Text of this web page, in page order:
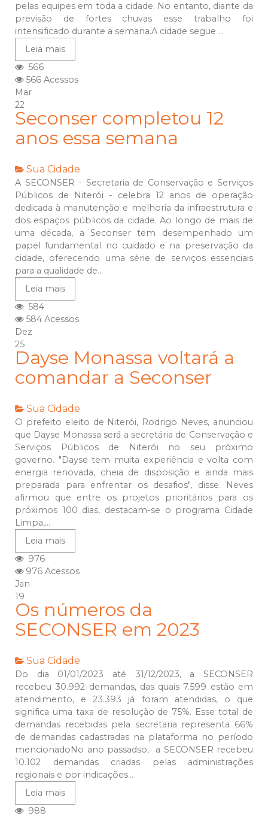
pelas equipes em toda a cidade. No entanto, diante da
previsão de fortes chuvas esse trabalho foi
intensificado durante a semana.A cidade segue ...
Leia mais
566
566 Acessos
Mar
22
Seconser completou 12
anos essa semana
Sua Cidade
A SECONSER - Secretaria de Conservação e Serviços
Públicos de Niterói - celebra 12 anos de operação
dedicada à manutenção e melhoria da infraestrutura e
dos espaços públicos da cidade. Ao longo de mais de
uma década, a Seconser tem desempenhado um
papel fundamental no cuidado e na preservação da
cidade, oferecendo uma série de serviços essenciais
para a qualidade de...
Leia mais
584
584 Acessos
Dez
25
Dayse Monassa voltará a
comandar a Seconser
Sua Cidade
O prefeito eleito de Niterói, Rodrigo Neves, anunciou
que Dayse Monassa será a secretária de Conservação e
Serviços Públicos de Niterói no seu próximo
governo. "Dayse tem muita experiência e volta com
energia renovada, cheia de disposição e ainda mais
preparada para enfrentar os desafios", disse. Neves
afirmou que entre os projetos prioritários para os
próximos 100 dias, destacam-se o programa Cidade
Limpa,...
Leia mais
976
976 Acessos
Jan
19
Os números da
SECONSER em 2023
Sua Cidade
Do dia 01/01/2023 até 31/12/2023, a SECONSER
recebeu 30.992 demandas, das quais 7.599 estão em
atendimento, e 23.393 já foram atendidas, o que
significa uma taxa de resolução de 75%. Esse total de
demandas recebidas pela secretaria representa 66%
de demandas cadastradas na plataforma no período
mencionadoNo ano passadso, a SECONSER recebeu
10.102 demandas criadas pelas administrações
regionais e por indicações...
Leia mais
988